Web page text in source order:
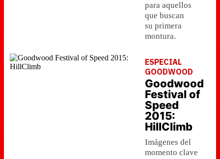
para aquellos
que buscan
su primera
montura.
ESPECIAL
GOODWOOD
Goodwood
Festival of
Speed
2015:
HillClimb
Imágenes del
momento clave